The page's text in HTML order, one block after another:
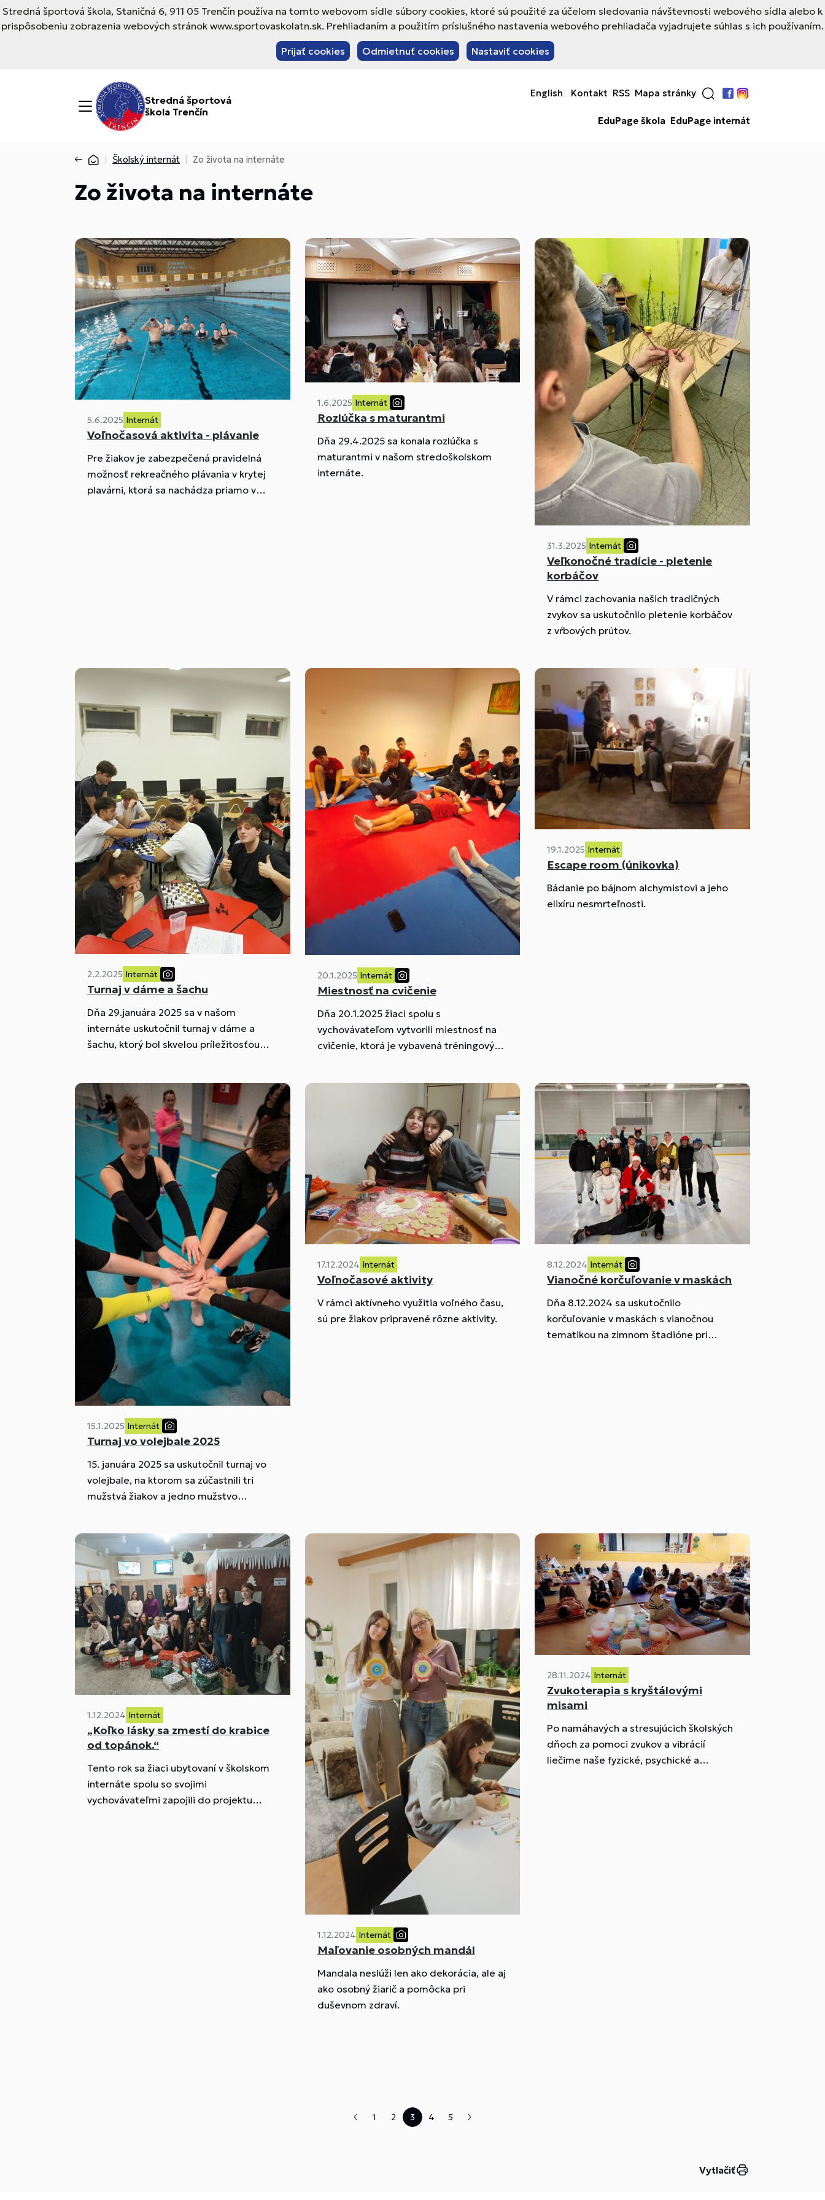
Stredná športová škola, Staničná 6, 911 05 Trenčín používa na tomto webovom sídle súbory cookies, ktoré sú použité za účelom sledovania návštevnosti webového sídla alebo k
prispôsobeniu zobrazenia webových stránok www.sportovaskolatn.sk. Prehliadaním a použitím príslušného nastavenia webového prehliadača vyjadrujete súhlas s ich používaním.
Prijať cookies Odmietnuť cookies Nastaviť cookies
Stredná športová
škola Trenčín
English Kontakt RSS Mapa stránky
Facebook
Instagram
EduPage škola EduPage internát
Školský internát Zo života na internáte
Zo života na internáte
5.6.2025 Internát
Voľnočasová aktivita - plávanie
Pre žiakov je zabezpečená pravidelná
možnosť rekreačného plávania v krytej
plavárni, ktorá sa nachádza priamo v
1.6.2025 Internát
Rozlúčka s maturantmi
Dňa 29.4.2025 sa konala rozlúčka s
maturantmi v našom stredoškolskom
internáte.
31.3.2025 Internát
Veľkonočné tradície - pletenie
korbáčov
V rámci zachovania našich tradičných
zvykov sa uskutočnilo pletenie korbáčov
z vŕbových prútov.
2.2.2025 Internát
Turnaj v dáme a šachu
Dňa 29.januára 2025 sa v našom
internáte uskutočnil turnaj v dáme a
šachu, ktorý bol skvelou príležitosťou
20.1.2025 Internát
Miestnosť na cvičenie
Dňa 20.1.2025 žiaci spolu s
vychovávateľom vytvorili miestnosť na
cvičenie, ktorá je vybavená tréningovými
19.1.2025 Internát
Escape room (únikovka)
Bádanie po bájnom alchymistovi a jeho
elixíru nesmrteľnosti.
15.1.2025 Internát
Turnaj vo volejbale 2025
15. januára 2025 sa uskutočnil turnaj vo
volejbale, na ktorom sa zúčastnili tri
mužstvá žiakov a jedno mužstvo
17.12.2024 Internát
Voľnočasové aktivity
V rámci aktívneho využitia voľného času,
sú pre žiakov pripravené rôzne aktivity.
8.12.2024 Internát
Vianočné korčuľovanie v maskách
Dňa 8.12.2024 sa uskutočnilo
korčuľovanie v maskách s vianočnou
tematikou na zimnom štadióne pri
1.12.2024 Internát
„Koľko lásky sa zmestí do krabice
od topánok.“
Tento rok sa žiaci ubytovaní v školskom
internáte spolu so svojimi
vychovávateľmi zapojili do projektu
1.12.2024 Internát
Maľovanie osobných mandál
Mandala neslúži len ako dekorácia, ale aj
ako osobný žiarič a pomôcka pri
duševnom zdraví.
28.11.2024 Internát
Zvukoterapia s kryštálovými
misami
Po namáhavých a stresujúcich školských
dňoch za pomoci zvukov a vibrácií
liečime naše fyzické, psychické a
1 2 3 4 5
Vytlačiť